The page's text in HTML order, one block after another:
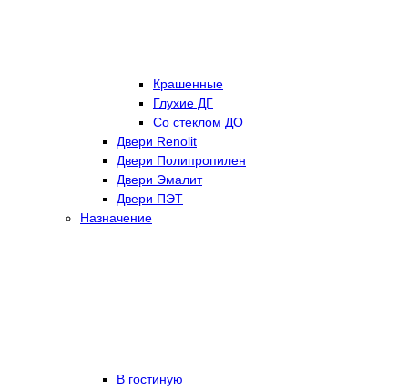
Крашенные
Глухие ДГ
Со стеклом ДО
Двери Renolit
Двери Полипропилен
Двери Эмалит
Двери ПЭТ
Назначение
В гостиную